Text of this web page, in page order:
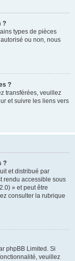
?
types de pièces
ou non, nous
?
transférées, veuillez
et suivre les liens vers
?
et distribué par
rendu accessible sous
» et peut être
consulter la rubrique
phpBB Limited. Si
veuillez